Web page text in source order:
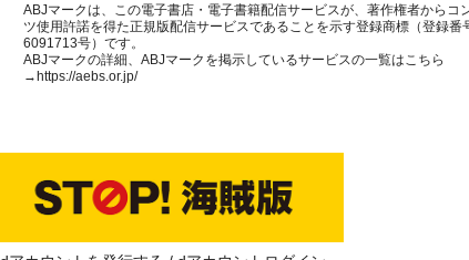
ABJマークは、この電子書店・電子書籍配信サービスが、著作権者からコ
ツ使用許諾を得た正規版配信サービスであることを示す登録商標（登録番
6091713号）です。
ABJマークの詳細、ABJマークを掲示しているサービスの一覧はこちら
→https://aebs.or.jp/